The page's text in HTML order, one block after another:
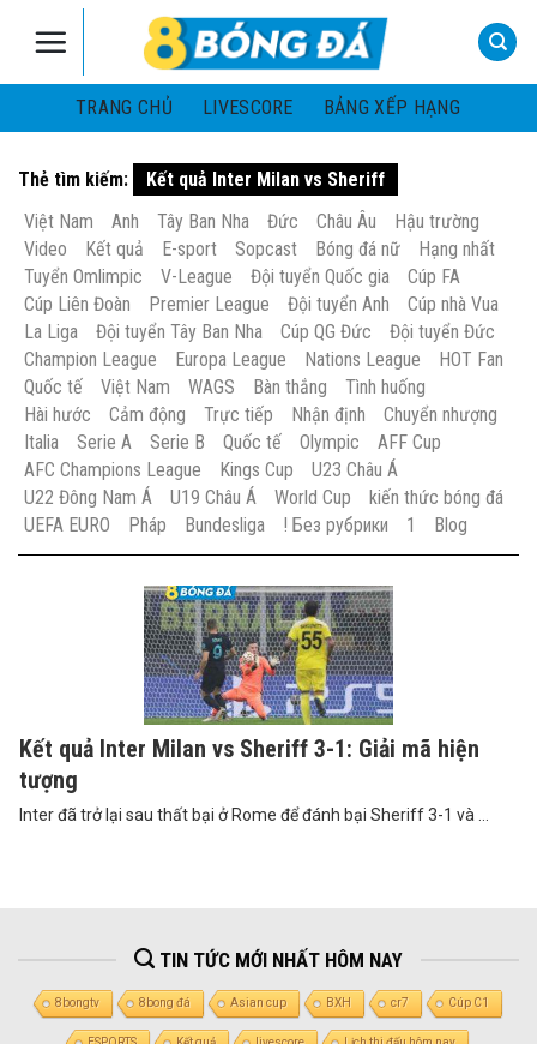
TRANG CHỦ
LIVESCORE BẢNG XẾP HẠNG
Thẻ tìm kiếm:
Kết quả Inter Milan vs Sheriff
Việt Nam
Anh Tây Ban Nha Đức Châu Âu
Hậu trường
Video
Kết quả E-sport Sopcast Bóng đá nữ
Hạng nhất
Tuyển Omlimpic
V-League Đội tuyển Quốc gia
Cúp FA
Cúp Liên Đoàn
Premier League Đội tuyển Anh
Cúp nhà Vua
La Liga
Đội tuyển Tây Ban Nha Cúp QG Đức
Đội tuyển Đức
Champion League
Europa League Nations League
HOT Fan
Quốc tế
Việt Nam WAGS Bàn thắng
Tình huống
Hài hước
Cảm động Trực tiếp Nhận định
Chuyển nhượng
Italia
Serie A Serie B Quốc tế Olympic
AFF Cup
AFC Champions League
Kings Cup
U23 Châu Á
U22 Đông Nam Á
U19 Châu Á World Cup
kiến thức bóng đá
UEFA EURO
Pháp Bundesliga ! Без рубрики 1 Blog
Kết quả Inter Milan vs Sheriff 3-1: Giải mã hiện
tượng
Inter đã trở lại sau thất bại ở Rome để đánh bại Sheriff 3-1 và ...
TIN TỨC MỚI NHẤT HÔM NAY
8bongtv 8bong đá Asian cup BXH cr7 Cúp C1